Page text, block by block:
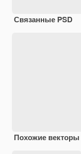
Связанные PSD
Похожие векторы